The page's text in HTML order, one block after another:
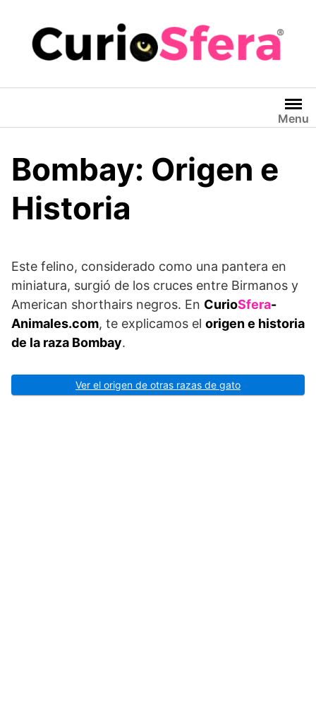
contenido
Menu
Bombay: Origen e
Historia
Este felino, considerado como una pantera en
miniatura, surgió de los cruces entre Birmanos y
American shorthairs negros. En CurioSfera-
Animales.com, te explicamos el origen e historia
de la raza Bombay.
Ver el origen de otras razas de gato